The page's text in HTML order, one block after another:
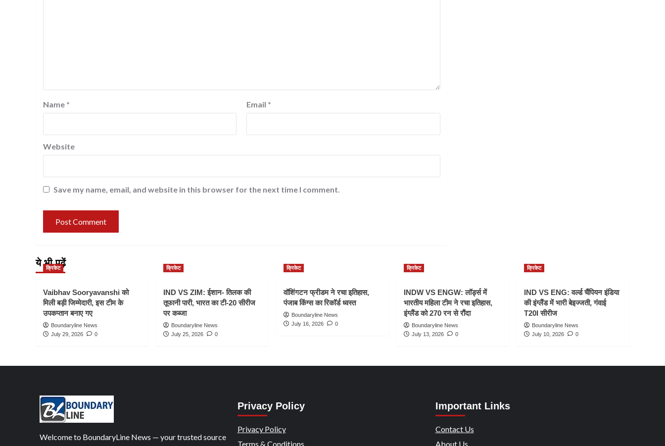
Name * Email *
Website
Save my name, email, and website in this browser for the next time I comment.
ये भी पढ़ें
क्रिकेट
Vaibhav Sooryavanshi को
मिली बड़ी जिम्मेदारी, इस टीम के
उपकप्तान बनाए गए
Boundaryline News
July 29, 2026
0
क्रिकेट
IND VS ZIM: ईशान- तिलक की
तूफानी पारी, भारत का टी-20 सीरीज
पर कब्जा
Boundaryline News
July 25, 2026
0
क्रिकेट
वॉशिंगटन फ्रीडम ने रचा इतिहास,
पंजाब किंग्स का रिकॉर्ड ध्वस्त
Boundaryline News
July 16, 2026
0
क्रिकेट
INDW VS ENGW: लॉर्ड्स में
भारतीय महिला टीम ने रचा इतिहास,
इंग्लैंड को 270 रन से रौंदा
Boundaryline News
July 13, 2026
0
क्रिकेट
IND VS ENG: वर्ल्ड चैंपियन इंडिया
की इंग्लैंड में भारी बेइज्जती, गंवाई
T20I सीरीज
Boundaryline News
July 10, 2026
0
Welcome to BoundaryLine News — your trusted source
Privacy Policy
Privacy Policy
Terms & Conditions
Important Links
Contact Us
About Us